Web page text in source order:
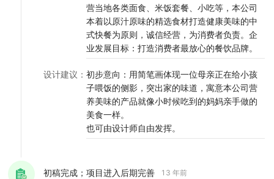
营当地各类面食、米饭套餐、小吃等，本公司
本着以原汁原味的精选食材打造健康美味的中
式快餐为原则，诚信经营，为消费者负责。企
业发展目标：打造消费者最放心的餐饮品牌。
设计建议 ： 初步意向：用简笔画体现一位母亲正在给小孩
子喂饭的侧影，突出家的味道，寓意本公司营
养美味的产品就像小时候吃到的妈妈亲手做的
美食一样。
也可由设计师自由发挥。
初稿完成；项目进入后期完善 13 年前